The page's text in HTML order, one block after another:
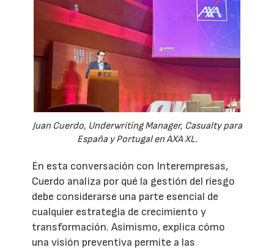
Juan Cuerdo, Underwriting Manager, Casualty para
España y Portugal en AXA XL.
En esta conversación con Interempresas,
Cuerdo analiza por qué la gestión del riesgo
debe considerarse una parte esencial de
cualquier estrategia de crecimiento y
transformación. Asimismo, explica cómo
una visión preventiva permite a las